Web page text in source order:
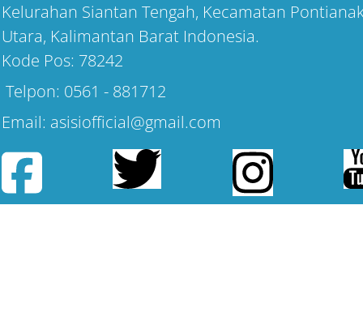
Kelurahan Siantan Tengah, Kecamatan
Utara, Kalimantan Barat Indonesia.
Kode Pos: 78242
Telpon: 0561 - 881712
Email: asisiofficial@gmail.com